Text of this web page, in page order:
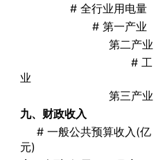
# 全行业用电量
# 第一产业
第二产业
# 工
业
第三产业
九、财政收入
# 一般公共预算收入(亿
元)